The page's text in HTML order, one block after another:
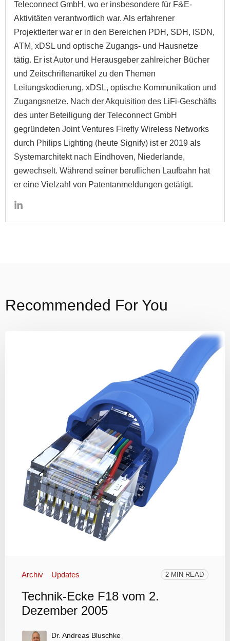
Teleconnect GmbH, wo er insbesondere für F&E-
Aktivitäten verantwortlich war. Als erfahrener
Projektleiter war er in den Bereichen PDH, SDH, ISDN,
ATM, xDSL und optische Zugangs- und Hausnetze
tätig. Er ist Autor und Herausgeber zahlreicher Bücher
und Zeitschriftenartikel zu den Themen
Leitungskodierung, xDSL, optische Kommunikation und
Zugangsnetze. Nach der Akquisition des LiFi-Geschäfts
des unter Beteiligung der Teleconnect GmbH
gegründeten Joint Ventures Firefly Wireless Networks
durch Philips Lighting (heute Signify) ist er 2019 als
Systemarchitekt nach Eindhoven, Niederlande,
gewechselt. Während seiner beruflichen Laufbahn hat
er eine Vielzahl von Patentanmeldungen getätigt.
Recommended For You
Archiv Updates 2 MIN READ
Technik-Ecke F18 vom 2.
Dezember 2005
Dr. Andreas Bluschke